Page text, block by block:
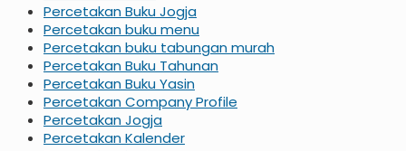
Percetakan Buku Jogja
Percetakan buku menu
Percetakan buku tabungan murah
Percetakan Buku Tahunan
Percetakan Buku Yasin
Percetakan Company Profile
Percetakan Jogja
Percetakan Kalender